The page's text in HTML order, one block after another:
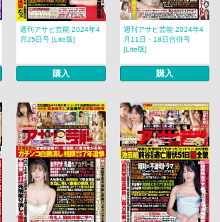
週刊アサヒ芸能 2024年4
月25日号 [Lite版]
購入
週刊アサヒ芸能 2024年4
月11日・18日合併号
[Lite版]
購入